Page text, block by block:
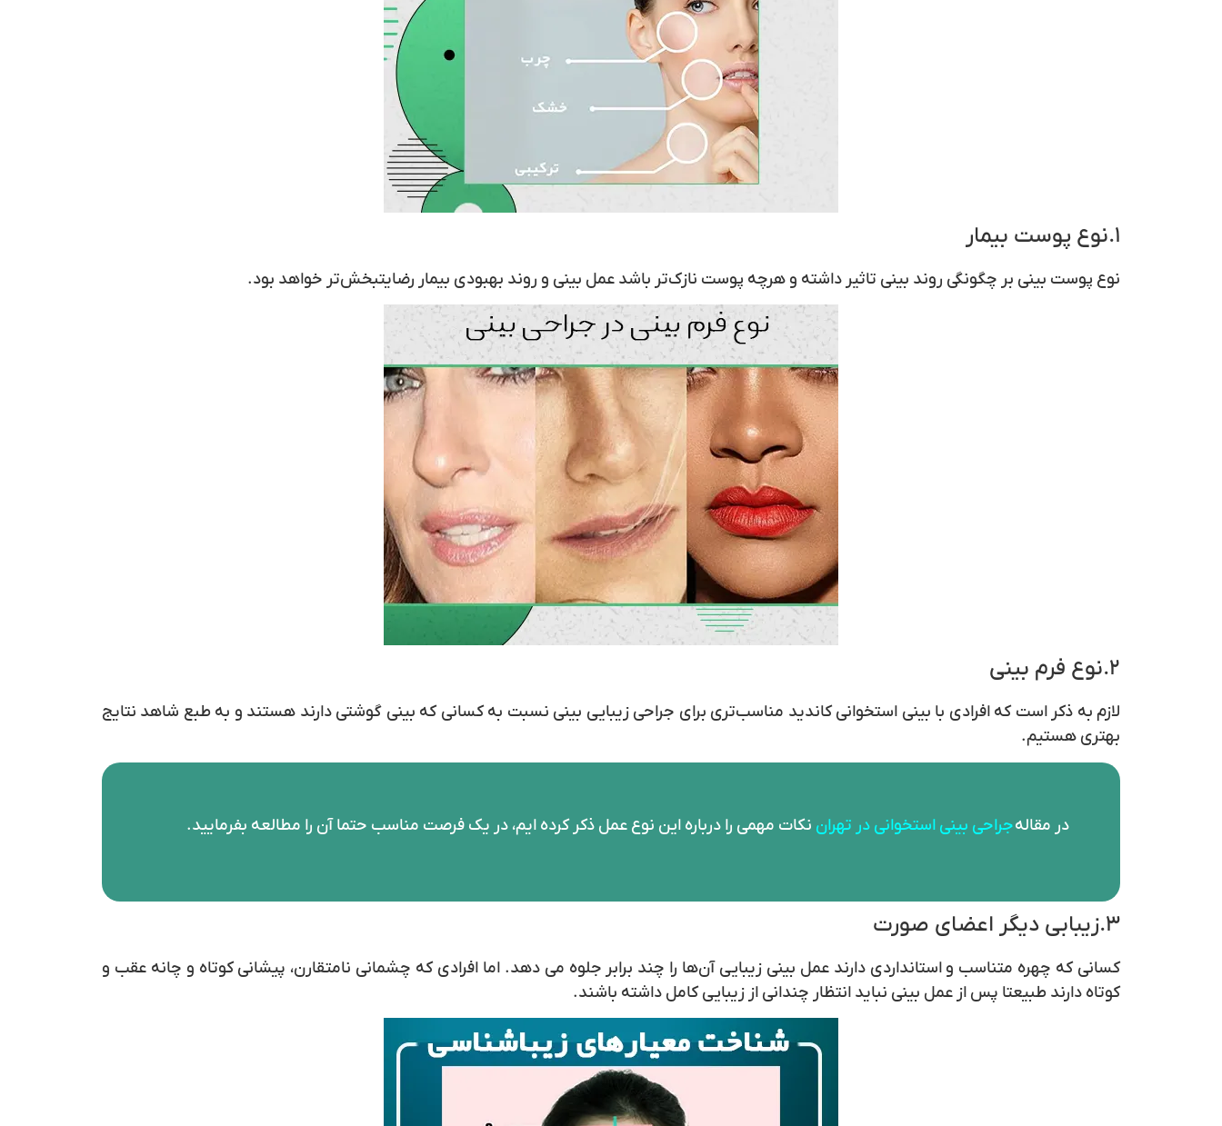
۱.نوع پوست بیمار
نوع پوست بینی بر چگونگی روند بینی تاثیر داشته و هرچه پوست نازک‌تر باشد عمل بینی و روند بهبودی بیمار رضایتبخش‌تر خواهد بود.
۲.نوع فرم بینی
لازم به ذکر است که افرادی با بینی استخوانیکاندید مناسب‌تری برای جراحی زیبایی بینی نسبت به کسانی که بینی گوشتی دارند هستند و به طبع شاهد نتایج
بهتری هستیم.
در مقالهجراحی بینی استخوانی در تهران نکات مهمی را درباره این نوع عمل ذکر کرده ایم، در یک فرصت مناسب حتما آن را مطالعه بفرمایید.
۳.زیبابی دیگر اعضای صورت
کسانی که چهره متناسب و استانداردی دارند عمل بینی زیبایی آن‌ها را چند برابر جلوه می دهد. اما افرادی که چشمانی نامتقارن، پیشانی کوتاه و چانه عقب و
کوتاه دارند طبیعتا پس از عمل بینی نباید انتظار چندانی از زیبایی کامل داشته باشند.